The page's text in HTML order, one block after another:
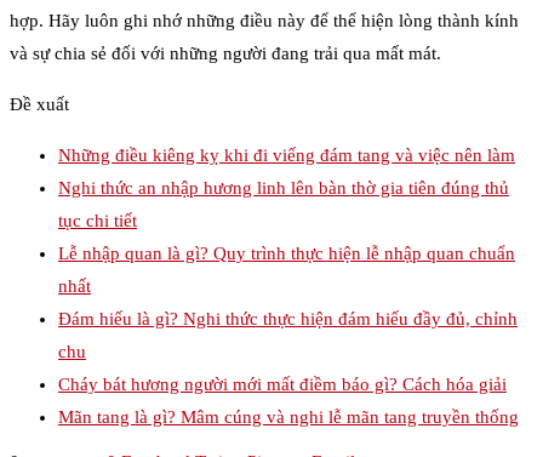
hợp. Hãy luôn ghi nhớ những điều này để thể hiện lòng thành kính
và sự chia sẻ đối với những người đang trải qua mất mát.
Đề xuất
Những điều kiêng kỵ khi đi viếng đám tang và việc nên làm
Nghi thức an nhập hương linh lên bàn thờ gia tiên đúng thủ
tục chi tiết
Lễ nhập quan là gì? Quy trình thực hiện lễ nhập quan chuẩn
nhất
Đám hiếu là gì? Nghi thức thực hiện đám hiếu đầy đủ, chỉnh
chu
Cháy bát hương người mới mất điềm báo gì? Cách hóa giải
Mãn tang là gì? Mâm cúng và nghi lễ mãn tang truyền thống